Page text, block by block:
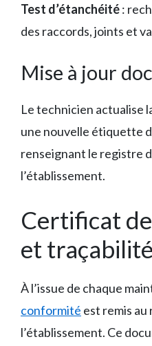
Test d’étanchéité:
des raccords, joints et
Mise à jour
Le technicien actualise
une nouvelle étiquette
renseignant le registre
l’établissement.
Certificat
et traçabilité
À l’issue de chaque
conformité est remis au
l’établissement. Ce